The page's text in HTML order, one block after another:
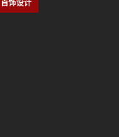
首饰设计